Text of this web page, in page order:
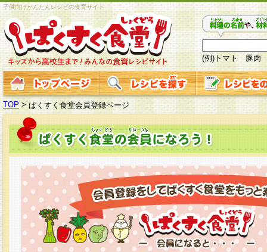
子供向けかんたんレシピの食育サイト
(例)トマト 豚肉
TOP > ぱくすく食堂会員登録ページ